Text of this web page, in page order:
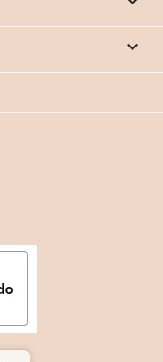
